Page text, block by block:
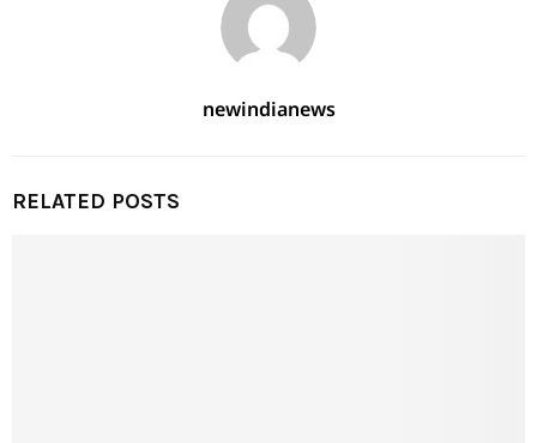
newindianews
RELATED POSTS